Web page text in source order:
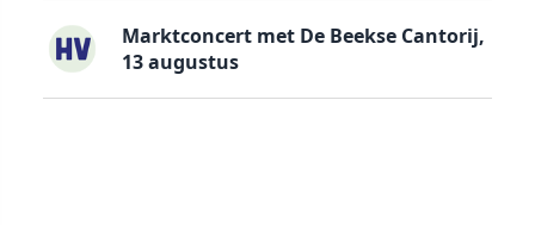
Marktconcert met De Beekse Cantorij,
13 augustus